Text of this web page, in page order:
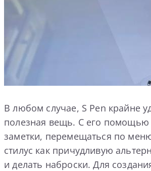
В любом случае, S Pen крайне
полезная вещь. С его помощью
заметки, перемещаться по
стилус как причудливую
и делать наброски. Для